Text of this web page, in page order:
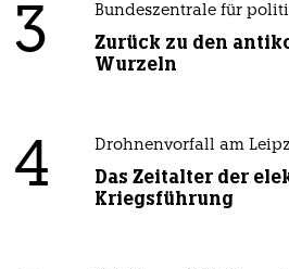
3 Bundeszentrale für
Zurück zu den
Wurzeln
4 Drohnenvorfall am
Das Zeitalter der
Kriegsführung